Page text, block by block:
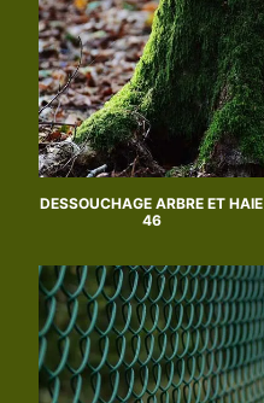
DESSOUCHAGE ARBRE ET HAIE
46